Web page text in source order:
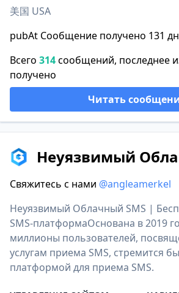
美国 USA
pubAt Сообщение получено 131
Всего 314сообщений, последнее
получено
Читать
Неуязвимый
Свяжитесь с нами @angleamerkel
Неуязвимый Облачный SMS |
SMS-платформаОснована в 2019
миллионы пользователей,
услугам приема SMS, стремится
платформой для приема SMS.